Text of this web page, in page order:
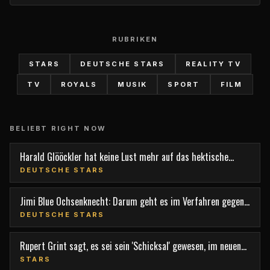
RUBRIKEN
STARS DEUTSCHE STARS REALITY TV
TV ROYALS MUSIK SPORT FILM
BELIEBT RIGHT NOW
Harald Glööckler hat keine Lust mehr auf das hektische
Berlin
DEUTSCHE STARS
Jimi Blue Ochsenknecht: Darum geht es im Verfahren gegen
den TV-Star
DEUTSCHE STARS
Rupert Grint sagt, es sei sein 'Schicksal' gewesen, im neuen
Film 'Nightborn' mitzuspielen
STARS